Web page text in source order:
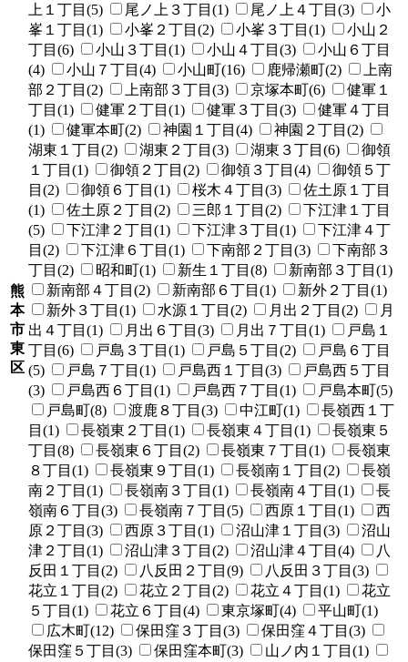
熊
本
市
東
区
上１丁目(5)
尾ノ上３丁目(1) 尾ノ上４丁目(3)
小
峯１丁目(1)
小峯２丁目(2) 小峯３丁目(1)
小山２
丁目(6)
小山３丁目(1) 小山４丁目(3)
小山６丁目
(4)
小山７丁目(4) 小山町(16) 鹿帰瀬町(2)
上南
部２丁目(2)
上南部３丁目(3) 京塚本町(6)
健軍１
丁目(1)
健軍２丁目(1) 健軍３丁目(3)
健軍４丁目
(1)
健軍本町(2) 神園１丁目(4)
神園２丁目(2)
湖東１丁目(2)
湖東２丁目(3) 湖東３丁目(6)
御領
１丁目(1)
御領２丁目(2) 御領３丁目(4)
御領５丁
目(2)
御領６丁目(1) 桜木４丁目(3)
佐土原１丁目
(1)
佐土原２丁目(2) 三郎１丁目(2)
下江津１丁目
(5)
下江津２丁目(1) 下江津３丁目(1)
下江津４丁
目(2)
下江津６丁目(1) 下南部２丁目(3)
下南部３
丁目(2)
昭和町(1) 新生１丁目(8)
新南部３丁目(1)
新南部４丁目(2)
新南部６丁目(1)
新外２丁目(1)
新外３丁目(1)
水源１丁目(2) 月出２丁目(2)
月
出４丁目(1)
月出６丁目(3) 月出７丁目(1)
戸島１
丁目(6)
戸島３丁目(1) 戸島５丁目(2)
戸島６丁目
(5)
戸島７丁目(1) 戸島西１丁目(3)
戸島西５丁目
(3)
戸島西６丁目(1) 戸島西７丁目(1)
戸島本町(5)
戸島町(8)
渡鹿８丁目(3) 中江町(1)
長嶺西１丁
目(1)
長嶺東２丁目(1) 長嶺東４丁目(1)
長嶺東５
丁目(8)
長嶺東６丁目(2) 長嶺東７丁目(1)
長嶺東
８丁目(1)
長嶺東９丁目(1) 長嶺南１丁目(2)
長嶺
南２丁目(1)
長嶺南３丁目(1) 長嶺南４丁目(1)
長
嶺南６丁目(3)
長嶺南７丁目(5) 西原１丁目(1)
西
原２丁目(3)
西原３丁目(1) 沼山津１丁目(3)
沼山
津２丁目(1)
沼山津３丁目(2) 沼山津４丁目(4)
八
反田１丁目(2)
八反田２丁目(9)
八反田３丁目(3)
花立１丁目(2)
花立２丁目(2) 花立４丁目(1)
花立
５丁目(1)
花立６丁目(4) 東京塚町(4)
平山町(1)
広木町(12)
保田窪３丁目(3)
保田窪４丁目(3)
保田窪５丁目(3)
保田窪本町(3) 山ノ内１丁目(1)